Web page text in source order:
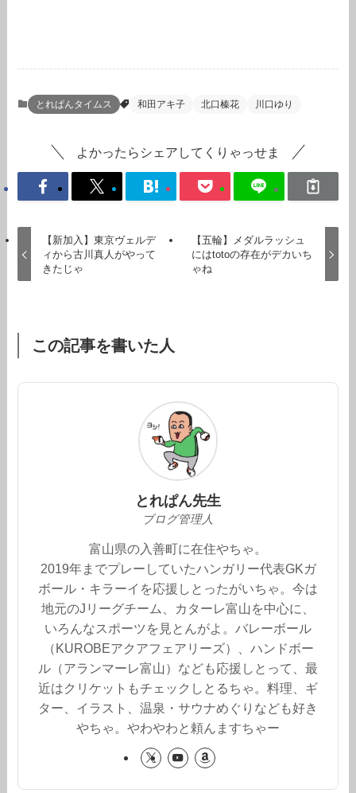
とれぱんタイムス 和田アキ子 北口榛花 川口ゆり
よかったらシェアしてくりゃっせま
【新加入】東京ヴェルデ
ィから古川真人がやって
きたじゃ
【五輪】メダルラッシュ
にはtotoの存在がデカいち
ゃね
この記事を書いた人
とれぱん先生
ブログ管理人
富山県の入善町に在住やちゃ。
2019年までプレーしていたハンガリー代表GKガ
ボール・キラーイを応援しとったがいちゃ。今は
地元のJリーグチーム、カターレ富山を中心に、
いろんなスポーツを見とんがよ。バレーボール
（KUROBEアクアフェアリーズ）、ハンドボー
ル（アランマーレ富山）なども応援しとって、最
近はクリケットもチェックしとるちゃ。料理、ギ
ター、イラスト、温泉・サウナめぐりなども好き
やちゃ。やわやわと頼んますちゃー